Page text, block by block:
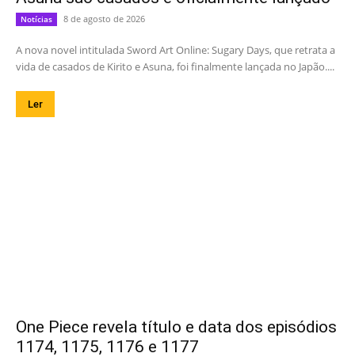
Notícias 8 de agosto de 2026
A nova novel intitulada Sword Art Online: Sugary Days, que retrata a
vida de casados de Kirito e Asuna, foi finalmente lançada no Japão....
Ler
One Piece revela título e data dos episódios
1174, 1175, 1176 e 1177